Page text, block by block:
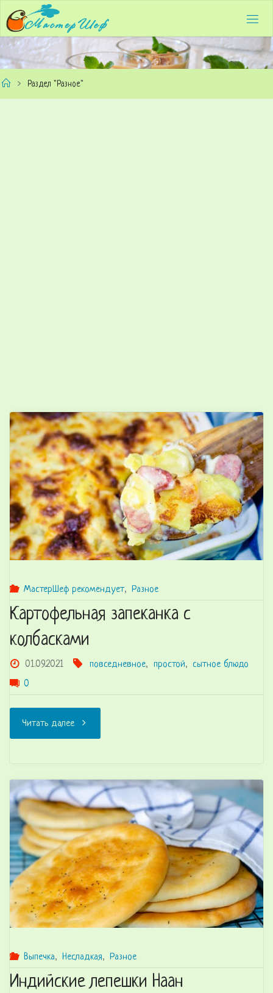
to
content
HomeРаздел "Разное"
МастерШеф рекомендует, Разное
Картофельная запеканка с
колбасками
01.09.2021 повседневное, простой, сытное блюдо
0
Читать далее"Картофельная
с
колбасками"
Выпечка, Несладкая, Разное
Индийские лепешки Наан